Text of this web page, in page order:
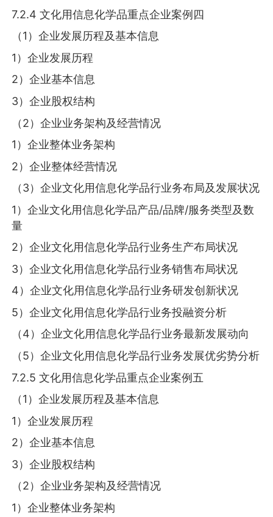
7.2.4 文化用信息化学品重点企业案例四
（1）企业发展历程及基本信息
1）企业发展历程
2）企业基本信息
3）企业股权结构
（2）企业业务架构及经营情况
1）企业整体业务架构
2）企业整体经营情况
（3）企业文化用信息化学品行业务布局及发展状况
1）企业文化用信息化学品产品/品牌/服务类型及数
量
2）企业文化用信息化学品行业务生产布局状况
3）企业文化用信息化学品行业务销售布局状况
4）企业文化用信息化学品行业务研发创新状况
5）企业文化用信息化学品行业务投融资分析
（4）企业文化用信息化学品行业务最新发展动向
（5）企业文化用信息化学品行业务发展优劣势分析
7.2.5 文化用信息化学品重点企业案例五
（1）企业发展历程及基本信息
1）企业发展历程
2）企业基本信息
3）企业股权结构
（2）企业业务架构及经营情况
1）企业整体业务架构